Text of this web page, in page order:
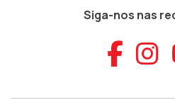
Siga-nos nas